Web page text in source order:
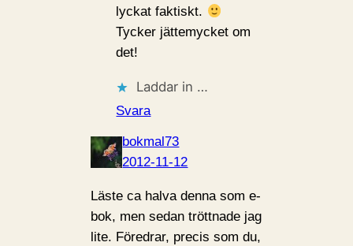
lyckat faktiskt.
Tycker jättemycket om
det!
Laddar in …
Svara
bokmal73
2012-11-12
Läste ca halva denna som e-
bok, men sedan tröttnade jag
lite. Föredrar, precis som du,